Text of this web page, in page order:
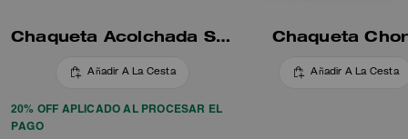
Chaqueta Acolchada Sólida De Poliéster Reciclado
Añadir A La Cesta
20% OFF APLICADO AL PROCESAR EL
PAGO
Chaqueta
Añadir A La Cesta